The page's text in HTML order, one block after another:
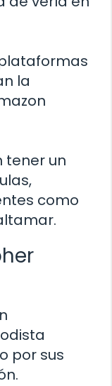
la
tener un
como
por sus